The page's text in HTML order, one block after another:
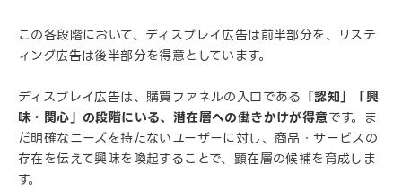
この各段階において、ディスプレイ広告は前半部分を、リステ
ィング広告は後半部分を得意としています。
ディスプレイ広告は、購買ファネルの入口である 「認知」「興
味・関心」の段階にいる、潜在層への働きかけが得意です。ま
だ明確なニーズを持たないユーザーに対し、商品・サービスの
存在を伝えて興味を喚起することで、顕在層の候補を育成しま
す。